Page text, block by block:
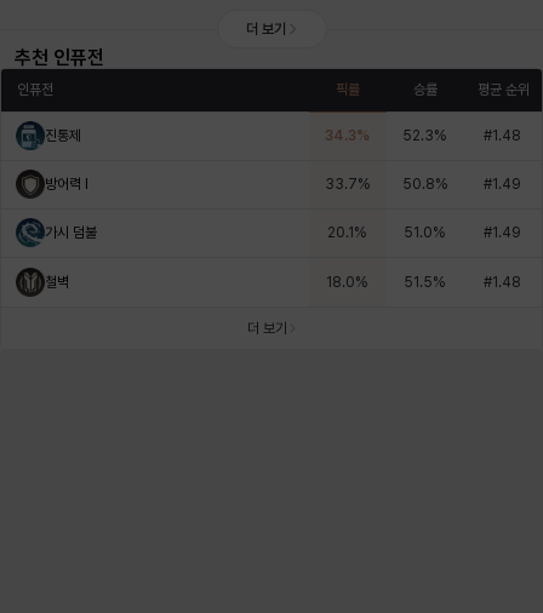
더 보기
추천 인퓨전
인퓨전 픽률 승률 평균 순위
진통제 34.3% 52.3% #1.48
방어력 I 33.7% 50.8% #1.49
가시 덤불 20.1 % 51.0% #1.49
철벽 18.0% 51.5% #1.48
더 보기